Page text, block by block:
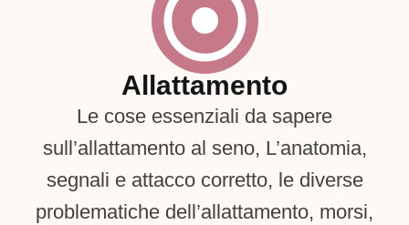
Allattamento
Le cose essenziali da sapere
sull’allattamento al seno, L’anatomia,
segnali e attacco corretto, le diverse
problematiche dell’allattamento, morsi,